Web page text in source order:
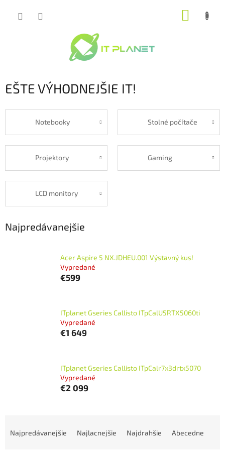
EŠTE VÝHODNEJŠIE IT!
Notebooky Stolné počítače
Projektory Gaming
LCD monitory
Najpredávanejšie
Acer Aspire 5 NX.JDHEU.001 Výstavný kus!
Vypredané
€599
ITplanet Gseries Callisto ITpCalU5RTX5060ti
Vypredané
€1 649
ITplanet Gseries Callisto ITpCalr7x3drtx5070
Vypredané
€2 099
Najpredávanejšie Najlacnejšie Najdrahšie Abecedne